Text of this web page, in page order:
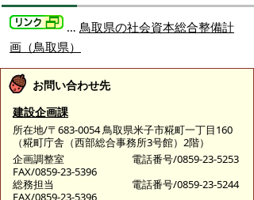
… 鳥取県の社会資本総合整備計
画（鳥取県）
お問い合わせ先
建設企画課
所在地/〒683-0054 鳥取県米子市糀町一丁目160
（糀町庁舎（西部総合事務所3号館）2階）
企画調整室
電話番号/0859-23-5253
FAX/0859-23-5396
総務担当
電話番号/0859-23-5244
FAX/0859-23-5396